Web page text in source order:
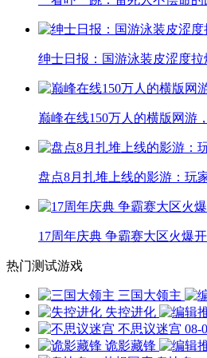
绅士日报：国游泳装皮涩度
巅峰在线150万人的横版网游
盘点8月扎堆上线的影游：玩
17周年庆典 争霸赛大区火爆
热门测试游戏
三国大领主
失控进化
不思议迷宫 08-
诡影藏锋